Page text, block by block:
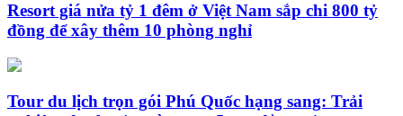
Resort giá nửa tỷ 1 đêm ở Việt Nam sắp chi 800 tỷ
đồng để xây thêm 10 phòng nghỉ
Tour du lịch trọn gói Phú Quốc hạng sang: Trải